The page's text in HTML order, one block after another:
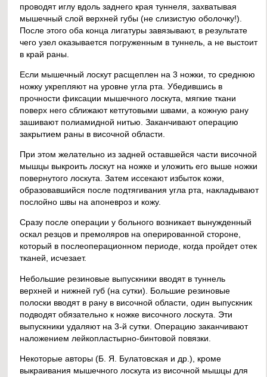
проводят иглу вдоль заднего края туннеля, захватывая
мышечный слой верхней губы (не слизистую оболочку!).
После этого оба конца лигатуры завязывают, в результате
чего узел оказывается погруженным в туннель, а не выстоит
в край раны.
Если мышечный лоскут расщеплен на 3 ножки, то среднюю
ножку укрепляют на уровне угла рта. Убедившись в
прочности фиксации мышечного лоскута, мягкие ткани
поверх него сближают кетгутовыми швами, а кожную рану
зашивают полиамидной нитью. Заканчивают операцию
закрытием раны в височной области.
При этом желательно из задней оставшейся части височной
мышцы выкроить лоскут на ножке и уложить его выше ножки
повернутого лоскута. Затем иссекают избыток кожи,
образовавшийся после подтягивания угла рта, накладывают
послойно швы на апоневроз и кожу.
Сразу после операции у больного возникает вынужденный
оскал резцов и премоляров на оперированной стороне,
который в послеоперационном периоде, когда пройдет отек
тканей, исчезает.
Небольшие резиновые выпускники вводят в туннель
верхней и нижней губ (на сутки). Большие резиновые
полоски вводят в рану в височной области, один выпускник
подводят обязательно к ножке височного лоскута. Эти
выпускники удаляют на 3-й сутки. Операцию заканчивают
наложением лейкопластырно-бинтовой повязки.
Некоторые авторы (Б. Я. Булатовская и др.), кроме
выкраивания мышечного лоскута из височной мышцы для